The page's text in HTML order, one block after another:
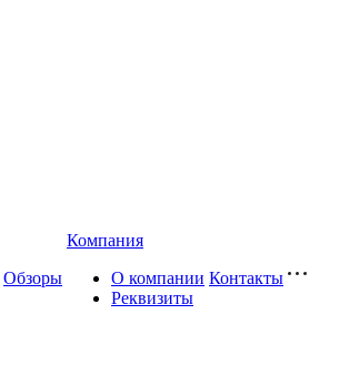
Обзоры
Компания
О компании
Реквизиты
Контакты